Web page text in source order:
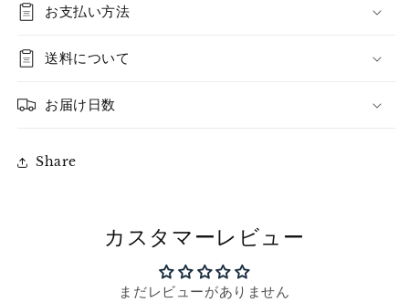
お支払い方法
送料について
お届け日数
Share
カスタマーレビュー
まだレビューがありません